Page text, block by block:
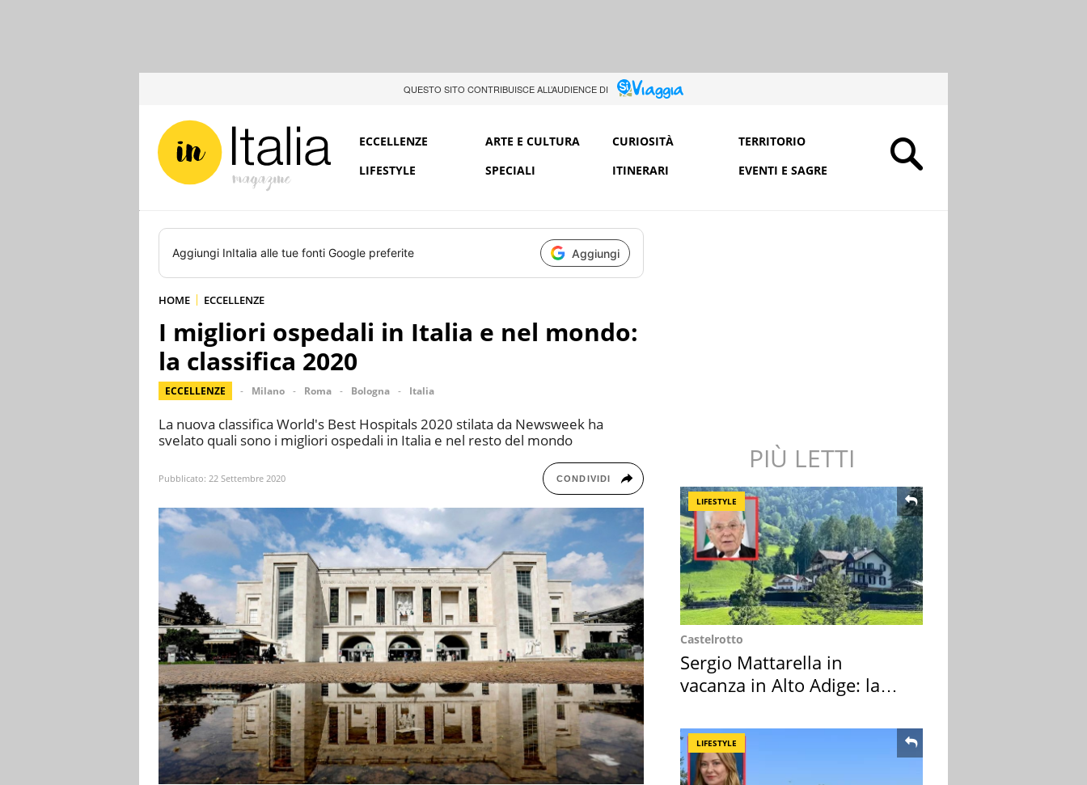
QUESTO SITO CONTRIBUISCE ALL’AUDIENCE DI
ECCELLENZE ARTE E CULTURA CURIOSITÀ
TERRITORIO
LIFESTYLE
SPECIALI ITINERARI EVENTI E SAGRE
Aggiungi InItalia alle tue fonti Google preferite Aggiungi
HOME ECCELLENZE
I migliori ospedali in Italia e nel mondo:
la classifica 2020
ECCELLENZE Milano Roma Bologna Italia
La nuova classifica World's Best Hospitals 2020 stilata da Newsweek ha
svelato quali sono i migliori ospedali in Italia e nel resto del mondo
Pubblicato: 22 Settembre 2020 CONDIVIDI
PIÙ LETTI
LIFESTYLE
Castelrotto
Sergio Mattarella in
vacanza in Alto Adige: la
LIFESTYLE